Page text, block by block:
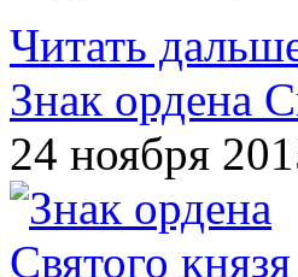
Читать
Знак ордена
24 ноября